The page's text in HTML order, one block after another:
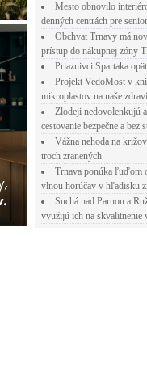
Mesto obnovilo
denných centrách pre
Obchvat Trnavy má
prístup do nákupnej zóny
Priaznivci Spartaka
Projekt VedoMost v
mikroplastov na naše
Zlodeji nedovolenkujú
cestovanie bezpečne a bez
Vážna nehoda na
troch zranených
Trnava ponúka ľuďom
vlnou horúčav v hľadisku
Suchá nad Parnou a
využijú ich na skvalitnenie